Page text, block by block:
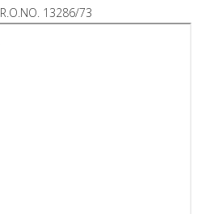
R.O.NO. 13286/73